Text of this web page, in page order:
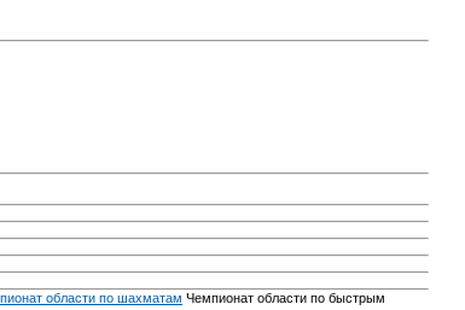
области по шахматам Чемпионат области по быстрым